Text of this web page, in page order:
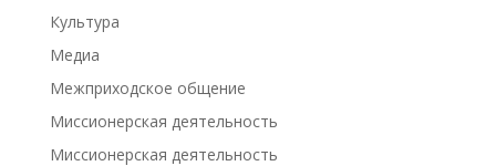
Культура
Медиа
Межприходское общение
Миссионерская деятельность
Миссионерская деятельность